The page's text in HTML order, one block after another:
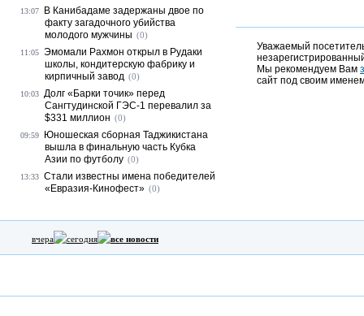
Уважаемый
Мы рекомендуем Вам
сайт под своим
13:07
В Канибадаме задержаны двое по
факту загадочного убийства
молодого мужчины (0)
11:05 Эмомали Рахмон открыл в Рудаки
школы, кондитерскую фабрику и
кирпичный завод (0)
10:03 Долг «Барки точик» перед
Сангтудинской ГЭС-1 перевалил за
$331 миллион (0)
09:59
Юношеская сборная Таджикистана
вышла в финальную часть Кубка
Азии по футболу (0)
13:33 Стали известны имена победителей
«Евразия-Кинофест» (0)
вчера сегодня все новости